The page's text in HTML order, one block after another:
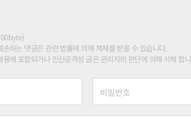
하는 댓글은 관련 법률에 의해 제재를 받을 수 있습니다.
에 포함되거나 인신공격성 글은 관리자의 판단에 의해 삭제 합